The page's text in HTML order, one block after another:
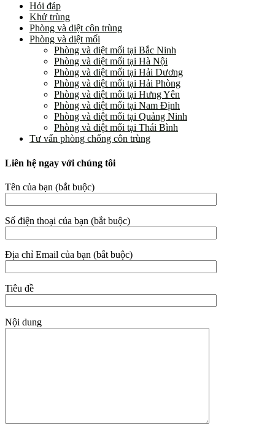
Hỏi đáp
Khử trùng
Phòng và diệt côn trùng
Phòng và diệt mối
Phòng và diệt mối tại Bắc Ninh
Phòng và diệt mối tại Hà Nội
Phòng và diệt mối tại Hải Dương
Phòng và diệt mối tại Hải Phòng
Phòng và diệt mối tại Hưng Yên
Phòng và diệt mối tại Nam Định
Phòng và diệt mối tại Quảng Ninh
Phòng và diệt mối tại Thái Bình
Tư vấn phòng chống côn trùng
Liên hệ ngay với chúng tôi
Tên của bạn (bắt buộc)
Số điện thoại của bạn (bắt buộc)
Địa chỉ Email của bạn (bắt buộc)
Tiêu đề
Nội dung